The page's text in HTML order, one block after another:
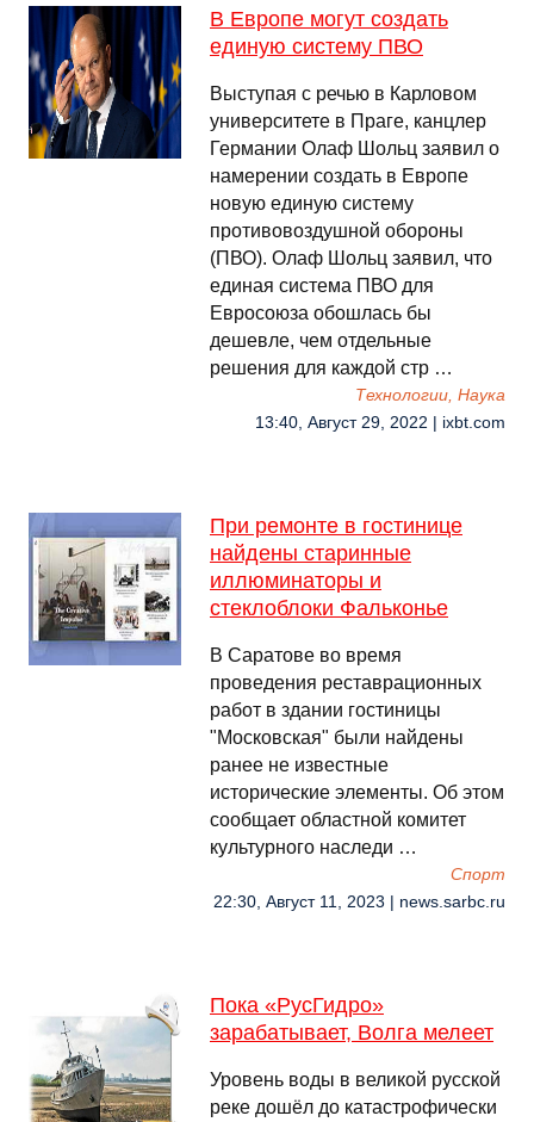
В Европе могут создать
единую систему ПВО
Выступая с речью в Карловом
университете в Праге, канцлер
Германии Олаф Шольц заявил о
намерении создать в Европе
новую единую систему
противовоздушной обороны
(ПВО). Олаф Шольц заявил, что
единая система ПВО для
Евросоюза обошлась бы
дешевле, чем отдельные
решения для каждой стр …
Технологии, Наука
13:40, Август 29, 2022 | ixbt.com
При ремонте в гостинице
найдены старинные
иллюминаторы и
стеклоблоки Фальконье
В Саратове во время
проведения реставрационных
работ в здании гостиницы
"Московская" были найдены
ранее не известные
исторические элементы. Об этом
сообщает областной комитет
культурного наследи …
Спорт
22:30, Август 11, 2023 | news.sarbc.ru
Пока «РусГидро»
зарабатывает, Волга мелеет
Уровень воды в великой русской
реке дошёл до катастрофически